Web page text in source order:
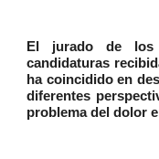
El jurado de los
candidaturas
ha coincidido en
diferentes
problema del dolor